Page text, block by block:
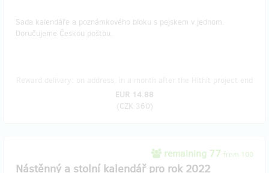
Sada kalendáře a poznámkového bloku s pejskem v jednom.
Doručujeme Českou poštou.
EUR 14.88
(CZK 360)
remaining 77 from 100
Nástěnný a stolní kalendář pro rok 2022